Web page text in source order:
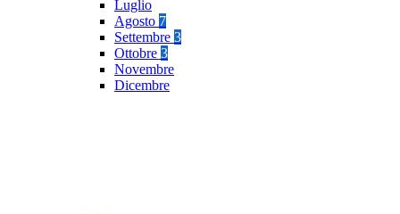
Luglio
Agosto 7
Settembre 3
Ottobre 3
Novembre
Dicembre